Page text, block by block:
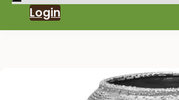
Login